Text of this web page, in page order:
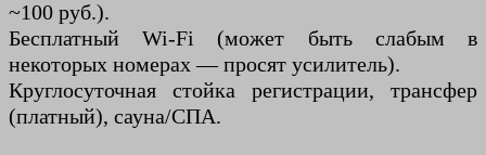
~100 руб.).
Бесплатный Wi-Fi (может быть слабым в
некоторых номерах — просят усилитель).
Круглосуточная стойка регистрации, трансфер
(платный), сауна/СПА.